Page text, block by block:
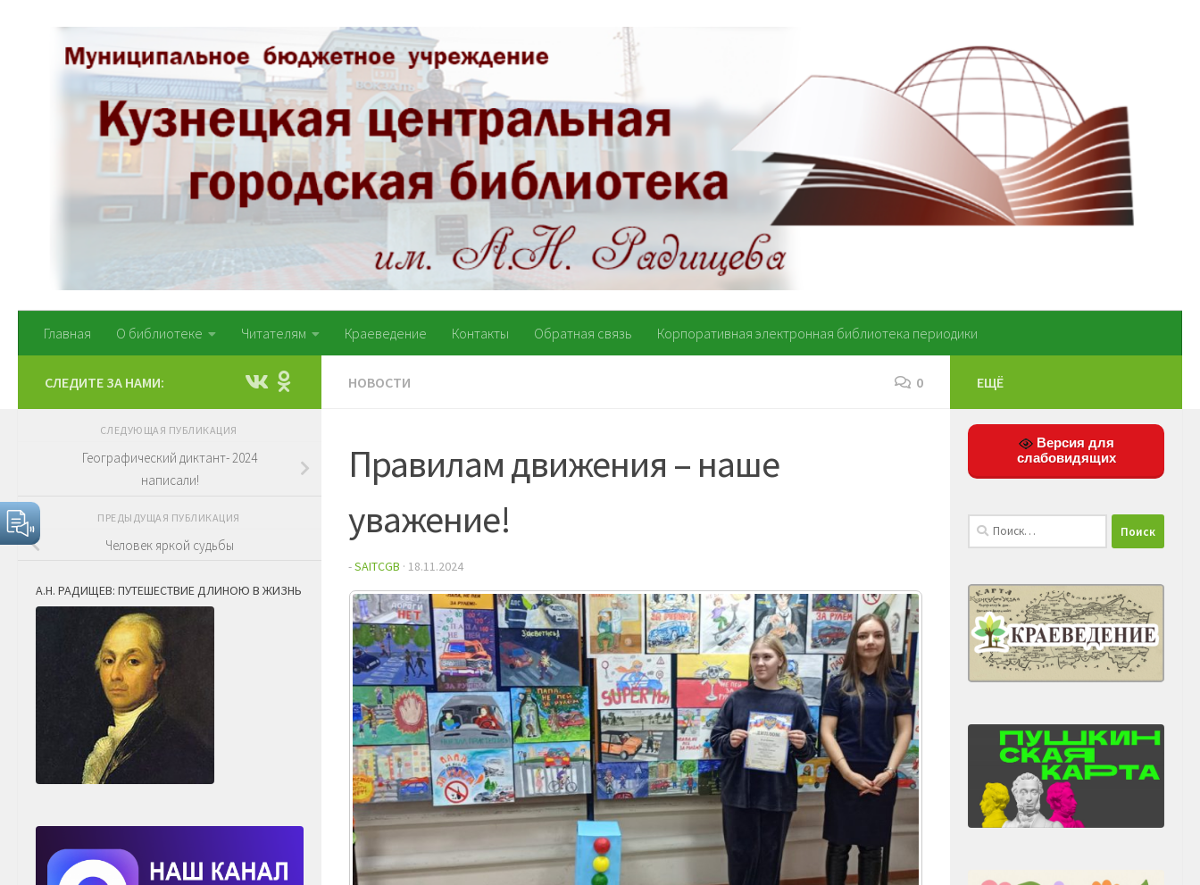
Перейти к содержимому
Главная О библиотеке Читателям Краеведение Контакты Обратная связь Корпоративная электронная библиотека периодики
НОВОСТИ 0
Правилам движения – наше
уважение!
-SAITCGB · 18.11.2024
СЛЕДИТЕ ЗА НАМИ:
СЛЕДУЮЩАЯ ПУБЛИКАЦИЯ
Географический диктант- 2024
написали!
ПРЕДЫДУЩАЯ ПУБЛИКАЦИЯ
Человек яркой судьбы
А.Н. РАДИЩЕВ: ПУТЕШЕСТВИЕ ДЛИНОЮ В ЖИЗНЬ
ЕЩЁ
Версия для
слабовидящих
Найти: